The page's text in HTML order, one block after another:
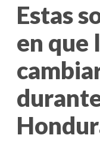
Estas
en que